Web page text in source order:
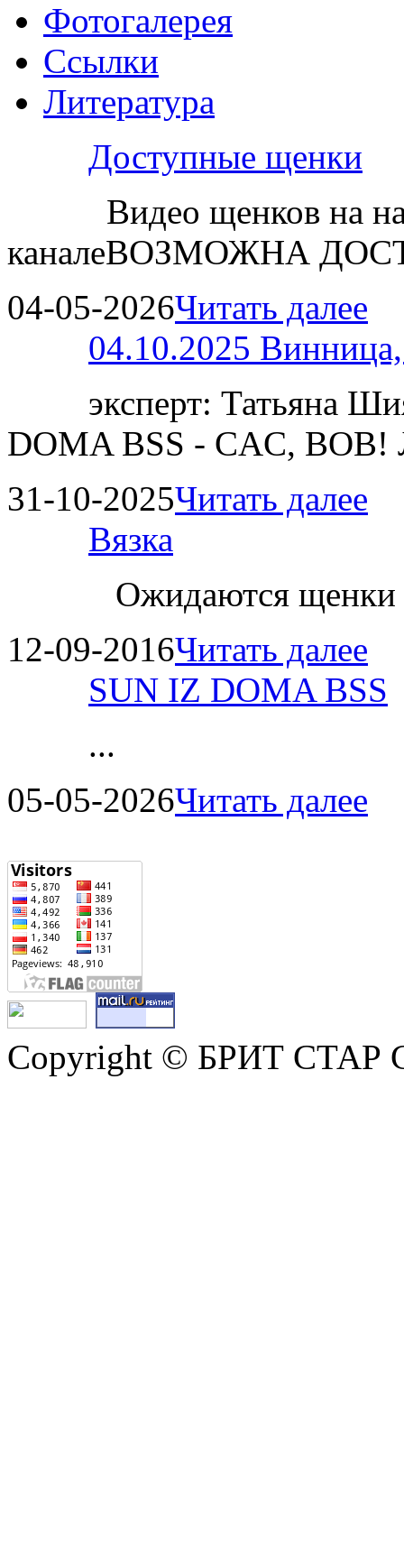
Фотогалерея
Ссылки
Литература
Доступные щенки
Видео щенков на
каналеВОЗМОЖНА
04-05-2026Читать далее
04.10.2025
эксперт: Татьяна
DOMA BSS - CAC,
31-10-2025Читать далее
Вязка
Ожидаются
12-09-2016Читать далее
SUN IZ DOMA BSS
...
05-05-2026Читать далее
Copyright © БРИТ СТАР